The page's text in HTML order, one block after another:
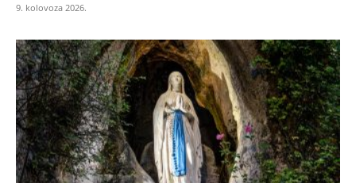
9. kolovoza 2026.